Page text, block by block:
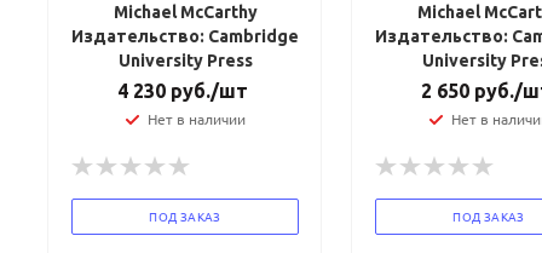
Michael McCarthy
Издательство: Cambridge
University Press
4 230 руб./шт
Нет в наличии
ПОД ЗАКАЗ
Michael
Издательство:
University
2 650 руб./
Нет в
ПОД ЗАКАЗ